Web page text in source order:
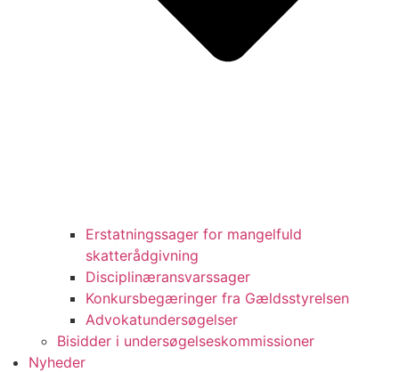
Erstatningssager for mangelfuld
skatterådgivning
Disciplinæransvarssager
Konkursbegæringer fra Gældsstyrelsen
Advokatundersøgelser
Bisidder i undersøgelseskommissioner
Nyheder